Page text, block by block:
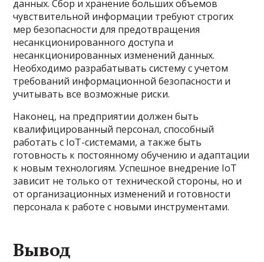
данных. Сбор и хранение больших объемов
чувствительной информации требуют строгих
мер безопасности для предотвращения
несанкционированного доступа и
несанкционированных изменений данных.
Необходимо разрабатывать систему с учетом
требований информационной безопасности и
учитывать все возможные риски.
Наконец, на предприятии должен быть
квалифицированный персонал, способный
работать с IoT-системами, а также быть
готовность к постоянному обучению и адаптации
к новым технологиям. Успешное внедрение IoT
зависит не только от технической стороны, но и
от организационных изменений и готовности
персонала к работе с новыми инструментами.
Вывод